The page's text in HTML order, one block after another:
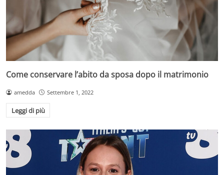
Come conservare l’abito da sposa dopo il matrimonio
amedda Settembre 1, 2022
Leggi di più